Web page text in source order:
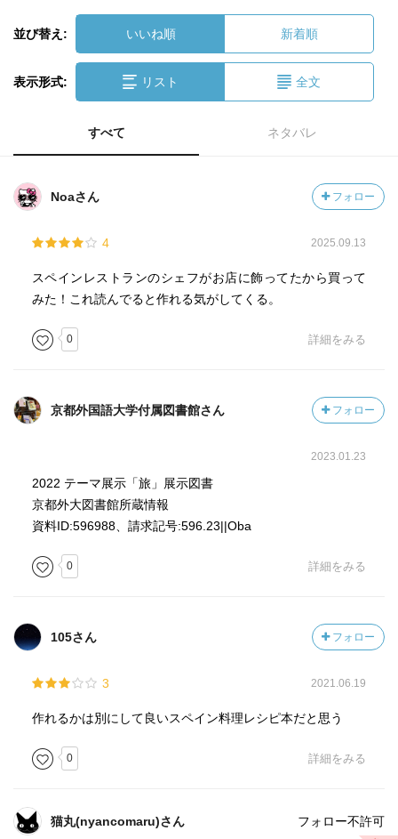
並び替え: いいね順 新着順
表示形式: リスト 全文
すべて ネタバレ
Noaさん フォロー
4 2025.09.13
スペインレストランのシェフがお店に飾ってたから買って
みた！これ読んでると作れる気がしてくる。
0 詳細をみる
京都外国語大学付属図書館さん フォロー
2023.01.23
2022 テーマ展示「旅」展示図書
京都外大図書館所蔵情報
資料ID:596988、請求記号:596.23||Oba
0 詳細をみる
105さん フォロー
3 2021.06.19
作れるかは別にして良いスペイン料理レシピ本だと思う
0 詳細をみる
猫丸(nyancomaru)さん フォロー不許可